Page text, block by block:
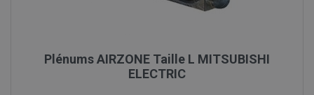
Plénums AIRZONE Taille L MITSUBISHI
ELECTRIC